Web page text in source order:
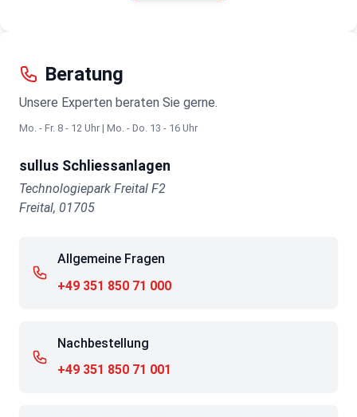
Beratung
Unsere Experten beraten Sie gerne.
Mo. - Fr. 8 - 12 Uhr | Mo. - Do. 13 - 16 Uhr
sullus Schliessanlagen
Technologiepark Freital F2
Freital, 01705
Allgemeine Fragen
+49 351 850 71 000
Nachbestellung
+49 351 850 71 001